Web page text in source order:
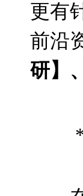
更有
前沿
研】